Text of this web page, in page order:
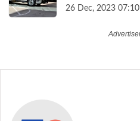
26 Dec, 2023 07:10